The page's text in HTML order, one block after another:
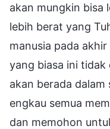
akan mungkin bisa
lebih berat yang
manusia pada
yang biasa ini tidak
akan berada dalam
engkau semua
dan memohon